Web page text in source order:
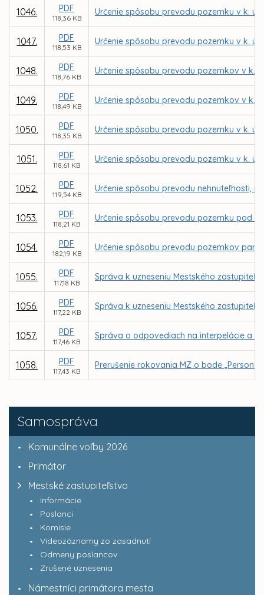
Samospráva
Komunálne voľby 2026
Primátor
Mestské zastupiteľstvo
Informácie
Poslanci
Komisie
Videozáznamy zo zasadnutí
Odmeny poslancov
Zrušené uznesenia
Námestníci primátora mesta
1046. PDF
118,36 KB
Určenie spôsobu prevodu pozemku v k. ú.
1047. PDF
118,53 KB
Určenie spôsobu prevodu pozemku v k.
1048. PDF
118,76 KB
Určenie spôsobu prevodu pozemkov v k.
1049. PDF
118,49 KB
Určenie spôsobu prevodu pozemkov v k.
1050. PDF
118,35 KB
Určenie spôsobu prevodu pozemku v k. ú.
1051. PDF
118,61 KB
Určenie spôsobu prevodu pozemku v k.
1052. PDF
119,54 KB
Určenie spôsobu prevodu nehnuteľnosti,
1053. PDF
118,21 KB
Určenie spôsobu prevodu pozemku pod
1054. PDF
182,19 KB
Určenie spôsobu prevodu pozemkov parc.
1055. PDF
117,18 KB
Správa k uzneseniu Mestského
1056. PDF
117,22 KB
Správa k uzneseniu Mestského
1057. PDF
117,46 KB
Správa o odpovediach na interpelácie a
1058. PDF
117,43 KB
Prerušenie rokovania MZ o bode